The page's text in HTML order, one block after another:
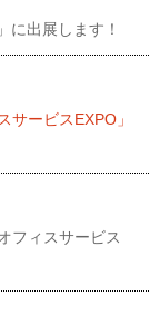
に出展します！
サービスEXPO」
フィスサービス